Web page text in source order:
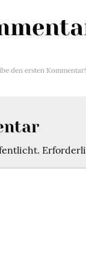
den ersten Kommentar!